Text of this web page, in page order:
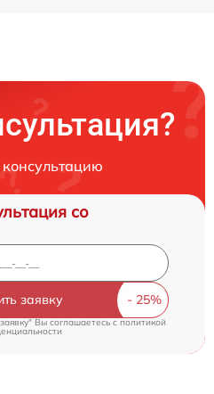
со
заявку
Вы соглашаетесь cполитикой